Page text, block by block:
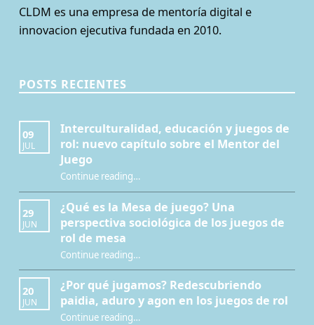
CLDM es una empresa de mentoría digital e
innovacion ejecutiva fundada en 2010.
POSTS RECIENTES
09
JUL
Interculturalidad, educación y juegos de
rol: nuevo capítulo sobre el Mentor del
Juego
Continue reading“Interculturalidad, educación y juegos de rol: nuevo capítulo sobre el Mentor del Juego”
…
29
JUN
¿Qué es la Mesa de juego? Una
perspectiva sociológica de los juegos de
rol de mesa
Continue reading“¿Qué es la Mesa de juego? Una perspectiva sociológica de los juegos de rol de mesa”
…
20
JUN
¿Por qué jugamos? Redescubriendo
paidia, aduro y agon en los juegos de rol
Continue reading“¿Por qué jugamos? Redescubriendo paidia, aduro y agon en los juegos de rol”
…